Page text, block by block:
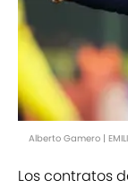
Alberto Gamero |
Los contratos